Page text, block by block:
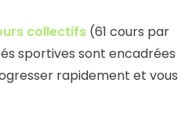
collectifs(61 cours par
sportives sont encadrées
rapidement et vous